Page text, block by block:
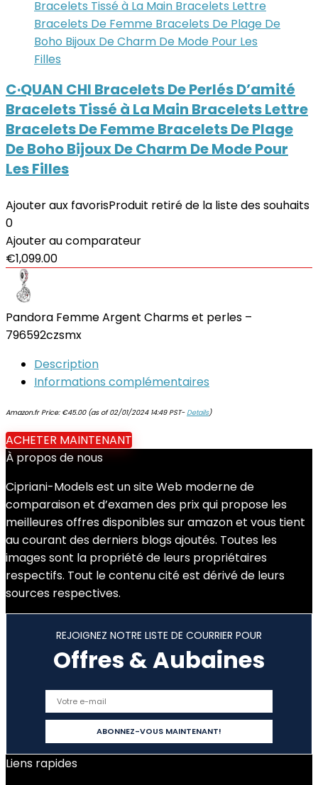
C·QUAN CHI Bracelets De Perlés D’amité
Bracelets Tissé à La Main Bracelets Lettre
Bracelets De Femme Bracelets De Plage
De Boho Bijoux De Charm De Mode Pour
Les Filles
Ajouter aux favorisProduit retiré de la liste des souhaits
0
Ajouter au comparateur
€1,099.00
Pandora Femme Argent Charms et perles –
796592czsmx
Description
Informations complémentaires
Amazon.fr Price: €45.00(as of 02/01/2024 14:49 PST-Details)
ACHETER MAINTENANT
À propos de nous
Cipriani-Models est un site Web moderne de
comparaison et d’examen des prix qui propose les
meilleures offres disponibles sur amazon et vous tient
au courant des derniers blogs ajoutés. Toutes les
images sont la propriété de leurs propriétaires
respectifs. Tout le contenu cité est dérivé de leurs
sources respectives.
REJOIGNEZ NOTRE LISTE DE COURRIER POUR
Offres & Aubaines
Liens rapides